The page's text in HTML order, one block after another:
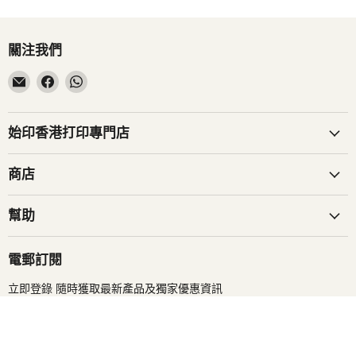
關注我們
在
子
郵
找
到
們
在
Facebook
找
到
在
找
到
始印香港打印專門店
商店
幫助
電郵訂閱
立即登錄 隨時獲取最新產品及獨家優惠資訊